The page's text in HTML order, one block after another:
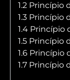
1.2 Princípio
1.3 Princípio
1.4 Princípio
1.5 Princípio
1.6 Princípio
1.7 Princípio